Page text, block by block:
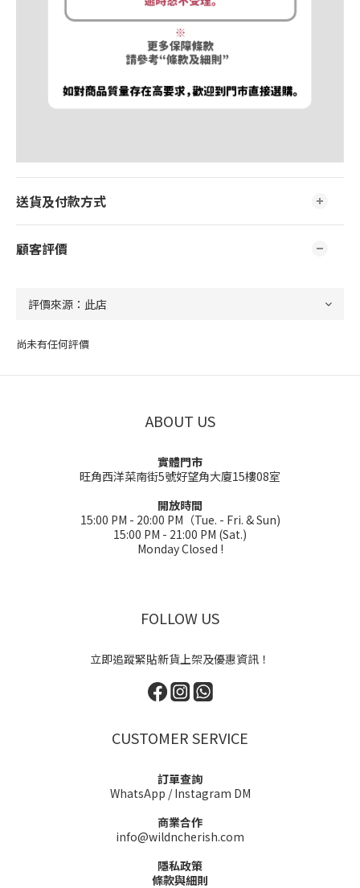
送貨及付款方式
顧客評價
尚未有任何評價
ABOUT US
實體門市
旺角西洋菜南街5號好望角大廈15樓08室
開放時間
15:00 PM - 20:00 PM（Tue. - Fri. & Sun)
15:00 PM - 21:00 PM (Sat.)
Monday Closed !
FOLLOW US
立即追蹤緊貼新貨上架及優惠資訊！
CUSTOMER SERVICE
訂單查詢
WhatsApp /Instagram DM
商業合作
info@wildncherish.com
隱私政策
條款與細則